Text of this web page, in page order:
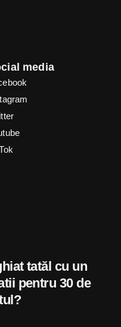
media
tatăl cu un
pentru 30 de